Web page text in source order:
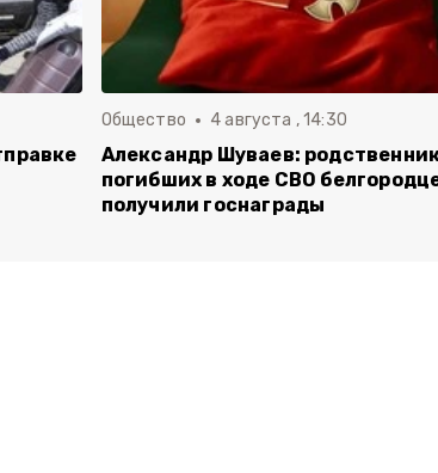
Общество 4 августа , 14:30
Александр Шуваев:
погибших в ходе СВО
получили госнаграды